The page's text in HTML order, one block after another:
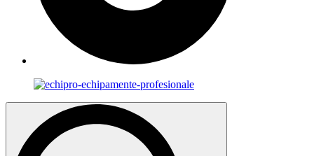
Search